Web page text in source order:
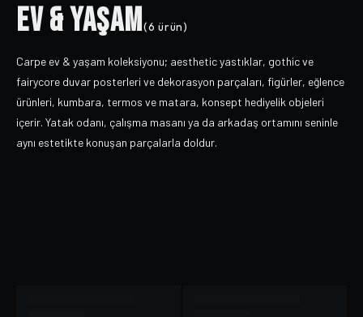
EV & YAŞAM(6 ürün)
Carpe ev & yaşam koleksiyonu; aesthetic yastıklar, gothic ve
fairycore duvar posterleri ve dekorasyon parçaları, figürler, eğlence
ürünleri, kumbara, termos ve matara, konsept hediyelik objeleri
içerir. Yatak odanı, çalışma masanı ya da arkadaş ortamını seninle
aynı estetikte konuşan parçalarla doldur.